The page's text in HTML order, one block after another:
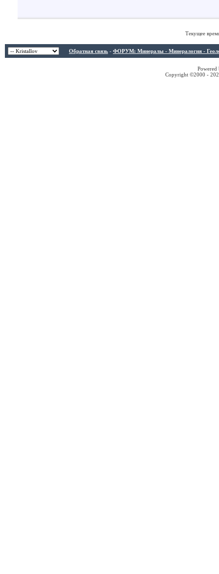
Текущее
Обратная связь - ФОРУМ: Минералы - Минералогия -
Copyright ©2000 -